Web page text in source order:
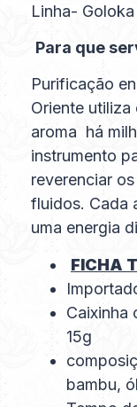
Linha-
Para que
Purificação
Oriente
aroma há
instrumento
reverenciar
fluidos. Cada
uma energia
FICHA
Caixinha
15g
bambu,